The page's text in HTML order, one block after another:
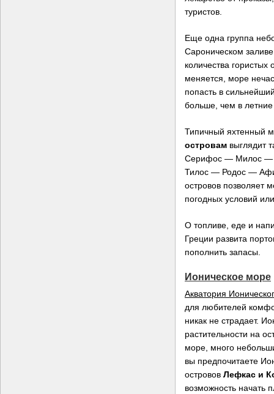
туристов.
Еще одна группа
Сароническом
количества гористых
меняется, море
попасть в
больше, чем в
Типичный яхтенный
островам выглядит
Серифос — Милос —
Тилос — Родос —
островов позволяет
погодных условий
О топливе, еде и
Греции развита
пополнить запасы.
Ионическое море
Акватория
для любителей
никак не страдает.
растительности на
море, много
вы предпочитаете
островов Лефкас и
возможность начать